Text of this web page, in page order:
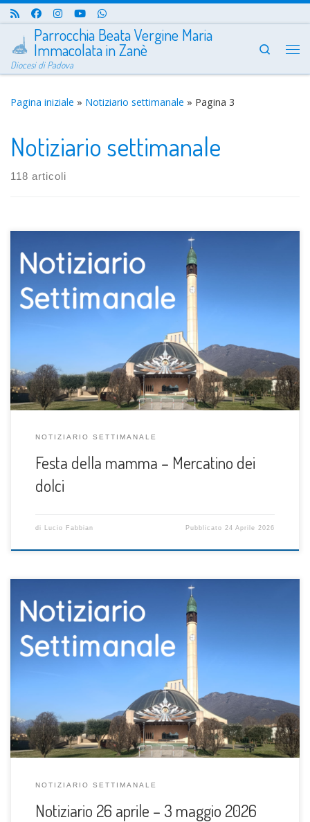
Passa al contenuto
Parrocchia Beata Vergine Maria
Immacolata in Zanè
Diocesi di Padova
Search
Pagina iniziale » Notiziario settimanale » Pagina 3
Notiziario settimanale
118 articoli
NOTIZIARIO SETTIMANALE
Festa della mamma – Mercatino dei
dolci
di Lucio Fabbian Pubblicato24 Aprile 2026
NOTIZIARIO SETTIMANALE
Notiziario 26 aprile – 3 maggio 2026